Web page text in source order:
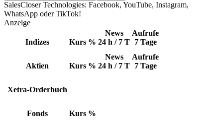
SalesCloser Technologies: Facebook, YouTube, Instagram,
WhatsApp oder TikTok!
Anzeige
Indizes Kurs %
News
24 h / 7 T
Aufrufe
7 Tage
Aktien Kurs %
News
24 h / 7 T
Aufrufe
7 Tage
Xetra-Orderbuch
Fonds Kurs %